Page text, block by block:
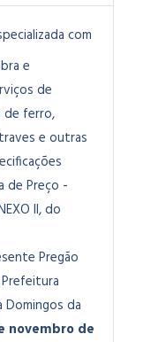
com
e
de
de ferro,
e outras
de Preço -
II, do
Pregão
Domingos da
novembro de